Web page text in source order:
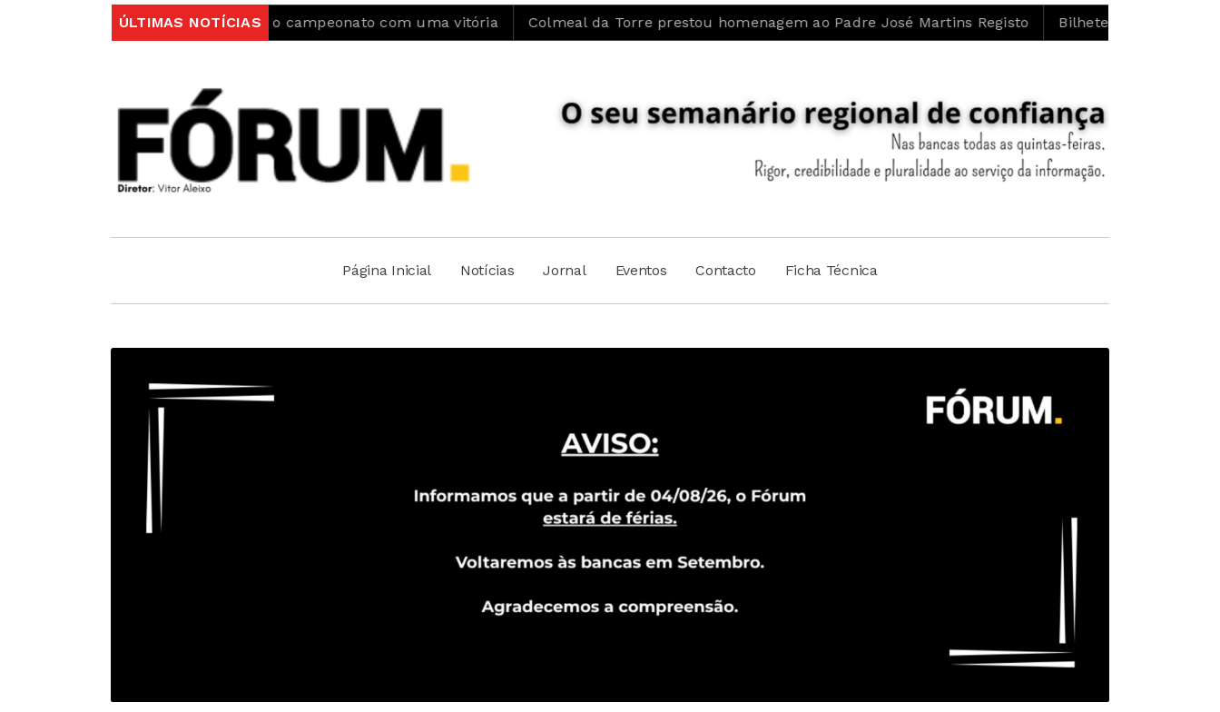
ÚLTIMAS NOTÍCIAS
da Covilhã inicia o campeonato com uma vitória Colmeal da Torre prestou homenagem ao Padre José Martins Registo Bilhete de Identidade vitalício
Página Inicial Notícias Jornal Eventos Contacto Ficha Técnica